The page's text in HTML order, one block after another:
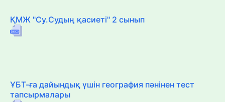
ҚМЖ "Су.Судың қасиеті" 2 сынып
ҰБТ-ға дайындық үшін география пәнінен тест
тапсырмалары